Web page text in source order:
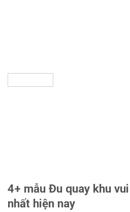
4+ mẫu Đu quay khu
nhất hiện nay